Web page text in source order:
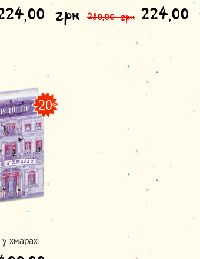
ціна:
грнПоточна
280,00грн 224,00
-20%
хмарах